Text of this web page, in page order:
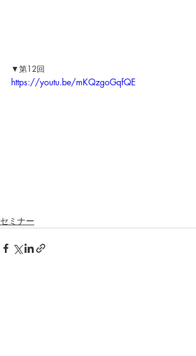
▼第12回
https://youtu.be/mKQzgoGqfQE
セミナー